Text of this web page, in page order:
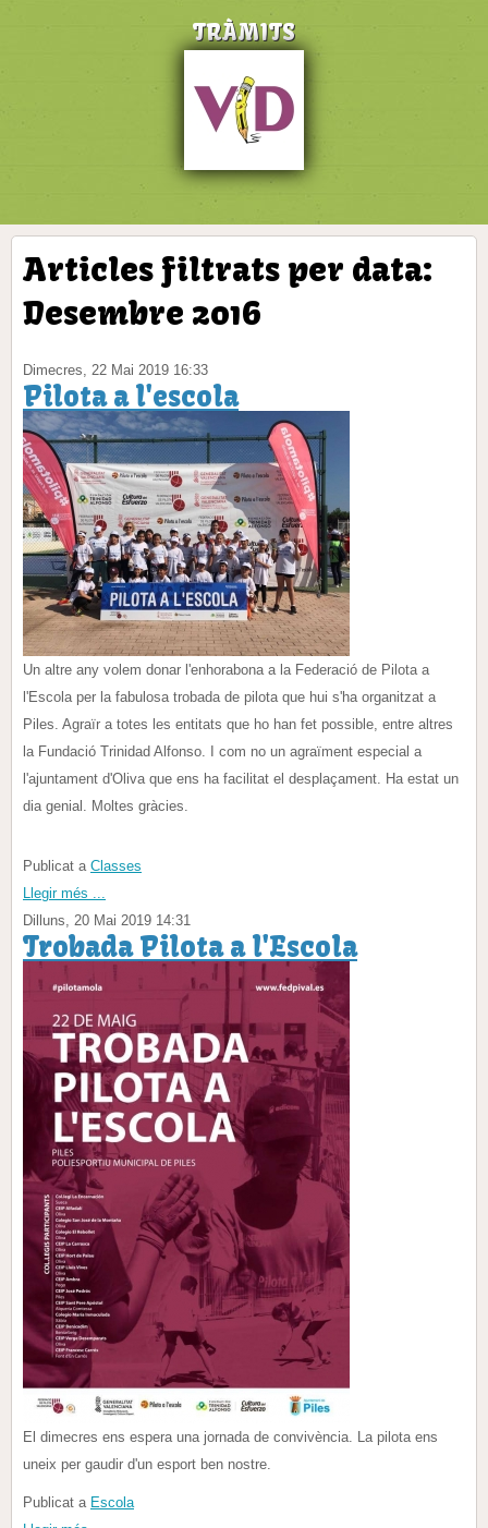
TRÀMITS
Articles filtrats per data:
Desembre 2016
Dimecres, 22 Mai 2019 16:33
Pilota a l'escola
Un altre any volem donar l'enhorabona a la Federació de Pilota a
l'Escola per la fabulosa trobada de pilota que hui s'ha organitzat a
Piles. Agraïr a totes les entitats que ho han fet possible, entre altres
la Fundació Trinidad Alfonso. I com no un agraïment especial a
l'ajuntament d'Oliva que ens ha facilitat el desplaçament. Ha estat un
dia genial. Moltes gràcies.
Publicat a Classes
Llegir més ...
Dilluns, 20 Mai 2019 14:31
Trobada Pilota a l'Escola
El dimecres ens espera una jornada de convivència. La pilota ens
uneix per gaudir d'un esport ben nostre.
Publicat a Escola